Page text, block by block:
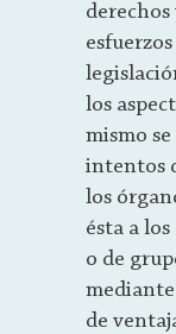
los
mismo
intentos
los
ésta a
o de
de